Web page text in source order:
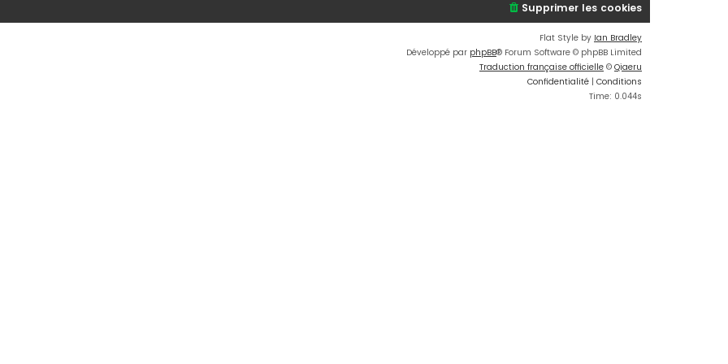
Supprimer les cookies
Flat Style by Ian Bradley
Développé par phpBB® Forum Software © phpBB Limited
Traduction française officielle © Qiaeru
Confidentialité | Conditions
Time: 0.044s